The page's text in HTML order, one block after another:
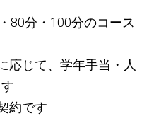
80分・100分のコース
応じて、学年手当・人
約です